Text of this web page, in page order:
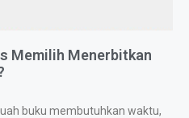
Memilih Menerbitkan
buku membutuhkan waktu,